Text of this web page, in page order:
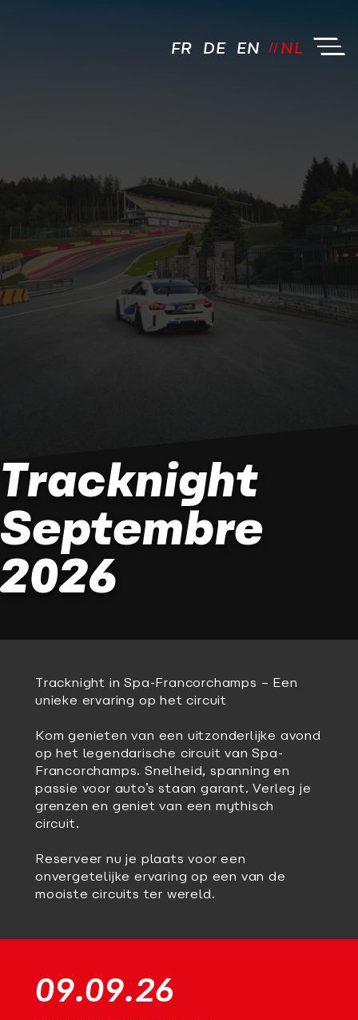
JCL Driving by FM - LogoFR DE EN NL
Tracknight
Septembre
2026
Tracknight in Spa-Francorchamps – Een
unieke ervaring op het circuit
Kom genieten van een uitzonderlijke avond
op het legendarische circuit van Spa-
Francorchamps. Snelheid, spanning en
passie voor auto’s staan garant. Verleg je
grenzen en geniet van een mythisch
circuit.
Reserveer nu je plaats voor een
onvergetelijke ervaring op een van de
mooiste circuits ter wereld.
09.09.26